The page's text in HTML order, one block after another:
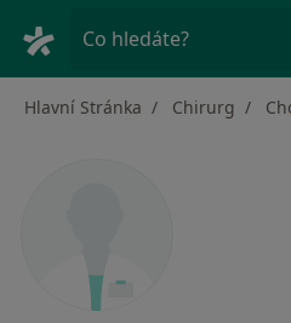
Co hledáte?
Hlavní Stránka Chirurg